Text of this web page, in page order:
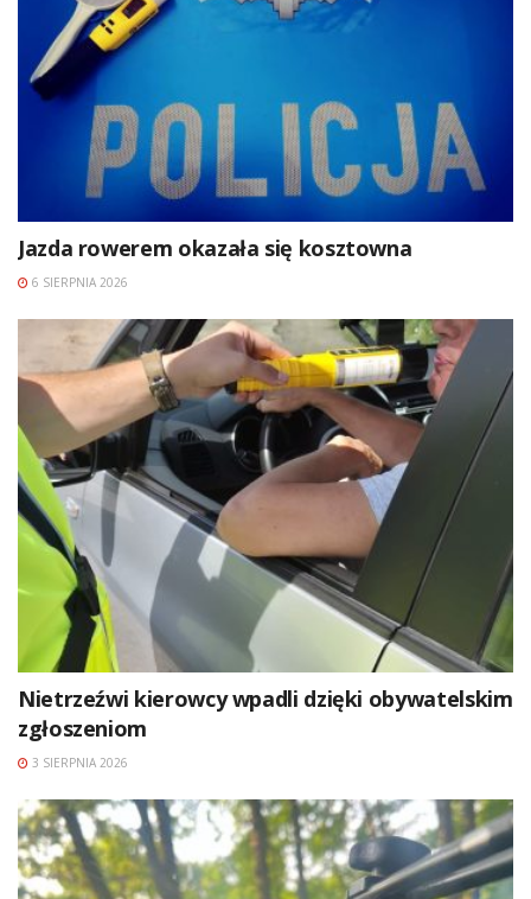
Jazda rowerem okazała się kosztowna
6 SIERPNIA 2026
Nietrzeźwi kierowcy wpadli dzięki obywatelskim
zgłoszeniom
3 SIERPNIA 2026